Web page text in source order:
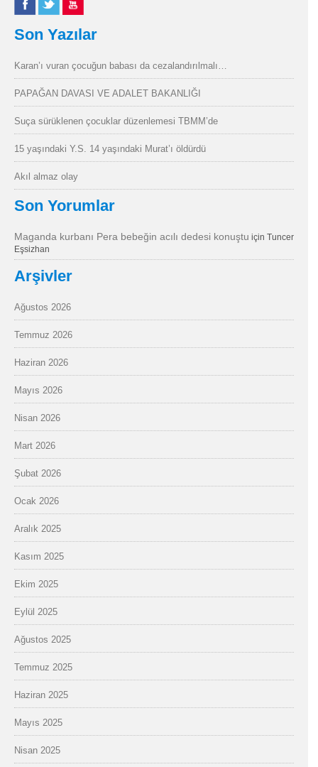
Son Yazılar
Karan’ı vuran çocuğun babası da cezalandırılmalı…
PAPAĞAN DAVASI VE ADALET BAKANLIĞI
Suça sürüklenen çocuklar düzenlemesi TBMM’de
15 yaşındaki Y.S. 14 yaşındaki Murat’ı öldürdü
Akıl almaz olay
Son Yorumlar
Maganda kurbanı Pera bebeğin acılı dedesi konuştu için Tuncer
Eşsizhan
Arşivler
Ağustos 2026
Temmuz 2026
Haziran 2026
Mayıs 2026
Nisan 2026
Mart 2026
Şubat 2026
Ocak 2026
Aralık 2025
Kasım 2025
Ekim 2025
Eylül 2025
Ağustos 2025
Temmuz 2025
Haziran 2025
Mayıs 2025
Nisan 2025